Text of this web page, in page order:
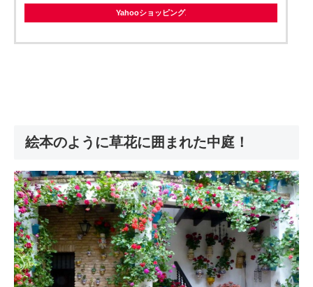
Yahooショッピング
絵本のように草花に囲まれた中庭！